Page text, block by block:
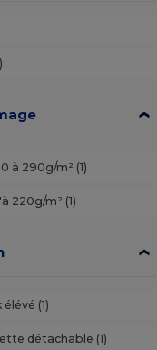
à 290g/m² (1)
220g/m² (1)
élévé (1)
détachable (1)